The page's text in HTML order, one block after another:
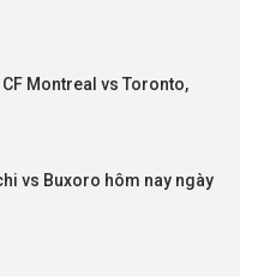
Montreal vs Toronto,
vs Buxoro hôm nay ngày